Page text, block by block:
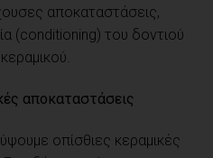
αποκαταστάσεις,
(conditioning) του δοντιού
αποκαταστάσεις
οπίσθιες κεραμικές